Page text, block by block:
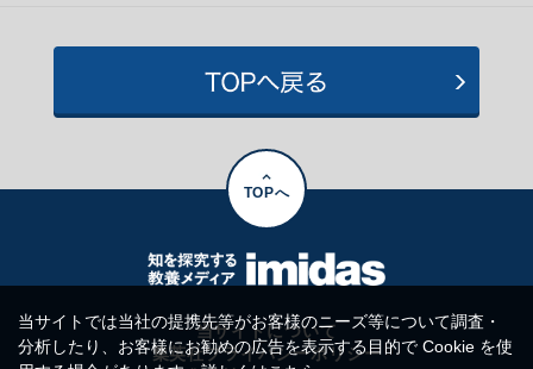
TOPへ
当サイトについて
集英社プライバシーポリシー
当サイトでは当社の提携先等がお客様のニーズ等について調査・
分析したり、お客様にお勧めの広告を表示する目的で Cookie を使